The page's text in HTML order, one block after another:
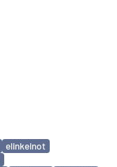
elinkeinot